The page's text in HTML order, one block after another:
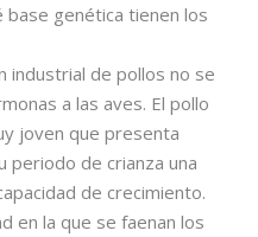
base genética tienen los
industrial de pollos no se
a las aves. El pollo
joven que presenta
periodo de crianza una
de crecimiento.
en la que se faenan los